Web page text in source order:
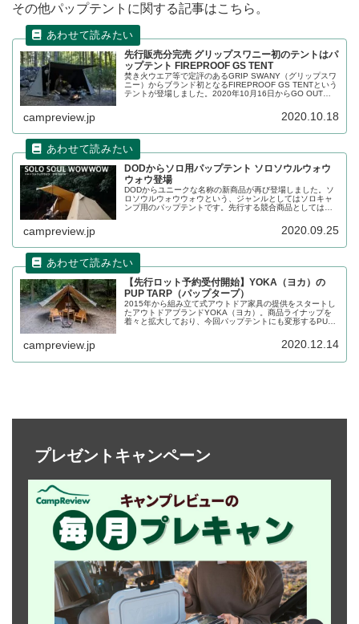
その他パップテントに関する記事はこちら。
先行販売分完売 グリップスワニー初のテントはパ
ップテント FIREPROOF GS TENT
焚き火ウエア等で定評のあるGRIP SWANY（グリップスワ
ニー）からブランド初となるFIREPROOF GS TENTという
テントが登場しました。2020年10月16日からGO OUT
campreview.jp 2020.10.18
DODからソロ用パップテント ソロソウルウォウ
ウォウ登場
DODからユニークな名称の新商品が再び登場しました。ソ
ロソウルウォウウォウという、ジャンルとしてはソロキャ
ンプ用のパップテントです。先行する競合商品としては
ーですので、比較しながら商品の特徴をレビューします。
campreview.jp 2020.09.25
【先行ロット予約受付開始】YOKA（ヨカ）の
PUP TARP（パップタープ）
2015年から組み立て式アウトドア家具の提供をスタートし
たアウトドアブランドYOKA（ヨカ）。商品ライナップを
着々と拡大しており、今回パップテントにも変形するPUP
campreview.jp 2020.12.14
プレゼントキャンペーン